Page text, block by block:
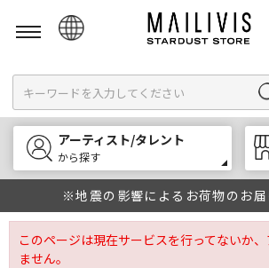
English
한국어
中文
アーティスト/タレント
から探す
※地震の影響によるお荷物のお届
このページは現在サービスを行ってないか
ません。